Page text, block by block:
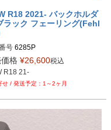
R18 2021- バックホルダ
ラック フェーリング(Fehl
号 6285P
P 格 ¥26,600税込
R18 21-
1～2ヶ月